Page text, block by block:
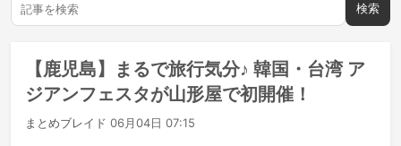
検索
【鹿児島】まるで旅行気分♪ 韓国・台湾 ア
ジアンフェスタが山形屋で初開催！
まとめブレイド 06月04日 07:15